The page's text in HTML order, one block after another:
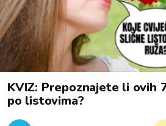
KVIZ: Prepoznajete li ovih
po listovima?